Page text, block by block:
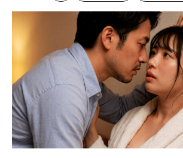
初
記
へ
記
事
へ